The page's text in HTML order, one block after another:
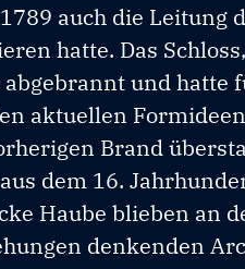
auch die
hatte. Das
und hatte
aktuellen
Brand
dem 16.
Haube blieben an
denkenden